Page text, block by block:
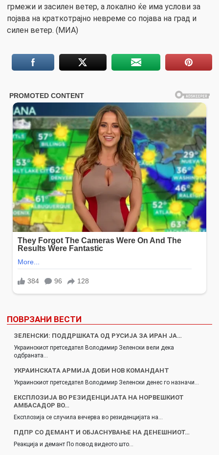
грмежи и засилен ветер, а локално ќе има услови за
појава на краткотрајно невреме со појава на град и
силен ветер. (МИА)
ПОВРЗАНИ ВЕСТИ
ЗЕЛЕНСКИ: ПОДДРШКАТА ОД РУСИЈА ЗА ИРАН ЈА…
Украинскиот претседател Володимир Зеленски вели дека
одбраната…
УКРАИНСКАТА АРМИЈА ДОБИ НОВ КОМАНДАНТ
Украинскиот претседател Володимир Зеленски денес го назначи…
ЕКСПЛОЗИЈА ВО РЕЗИДЕНЦИЈАТА НА НОРВЕШКИОТ
АМБАСАДОР ВО…
Експлозија се случила вечерва во резиденцијата на…
ПДПР СО ДЕМАНТ И ОБЈАСНУВАЊЕ НА ДЕНЕШНИОТ…
Реакција и демант По повод видеото што…